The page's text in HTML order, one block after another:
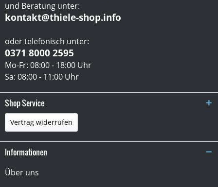
und Beratung unter:
kontakt@thiele-shop.info
oder telefonisch unter:
0371 8000 2595
Mo-Fr: 08:00 - 18:00 Uhr
Sa: 08:00 - 11:00 Uhr
Shop Service
Vertrag widerrufen
Informationen
Über uns